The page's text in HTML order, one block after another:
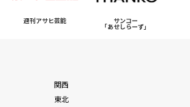
週刊アサヒ芸能 サンコー
「あせしらーず」
関西
東北